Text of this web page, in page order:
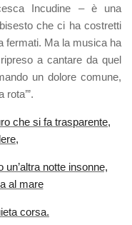
Incudine – è una
che ci ha costretti
fermati. Ma la musica ha
a cantare da quel
un dolore comune,
rota’”.
che si fa trasparente,
notte insonne,
al mare
corsa.